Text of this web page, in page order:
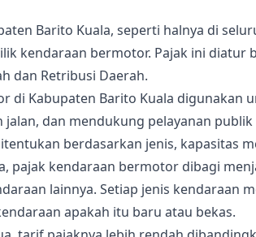
Barito Kuala, seperti halnya di
kendaraan bermotor. Pajak ini diatur
dan Retribusi Daerah.
di Kabupaten Barito Kuala
dan mendukung pelayanan
berdasarkan jenis, kapasitas
pajak kendaraan bermotor dibagi
lainnya. Setiap jenis kendaraan
apakah itu baru atau bekas.